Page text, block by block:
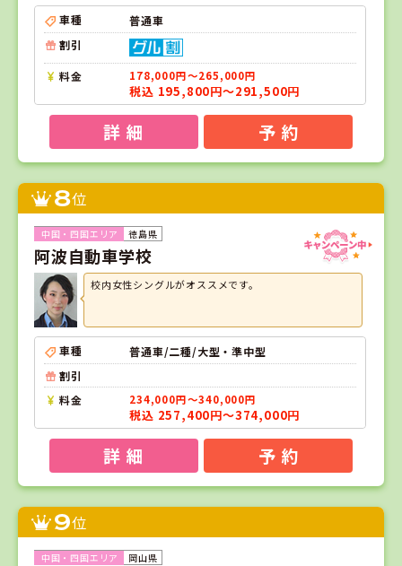
車種
普通車
割引
料金 178,000円～265,000円
税込 195,800円～291,500円
詳 細 予 約
8位
徳島県
阿波自動車学校
校内女性シングルがオススメです。
車種
普通車/二種/大型・準中型
割引
料金
234,000円～340,000円
税込 257,400円～374,000円
詳 細 予 約
9位
岡山県